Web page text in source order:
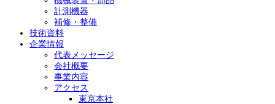
計測機器
補修・整備
技術資料
企業情報
代表メッセージ
会社概要
事業内容
アクセス
東京本社